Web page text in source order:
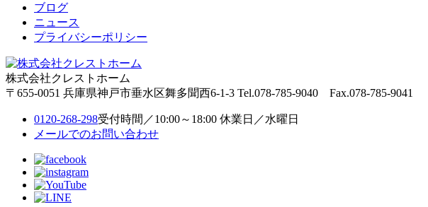
ブログ
ニュース
プライバシーポリシー
株式会社クレストホーム
〒655-0051 兵庫県神戸市垂水区舞多聞西6-1-3 Tel.078-785-9040 Fax.078-785-9041
0120-268-298受付時間／10:00～18:00 休業日／水曜日
メールでのお問い合わせ